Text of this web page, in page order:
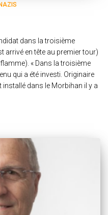
dans la troisième
en tête au premier tour)
« Dans la troisième
qui a été investi. Originaire
installé dans le Morbihan il y a